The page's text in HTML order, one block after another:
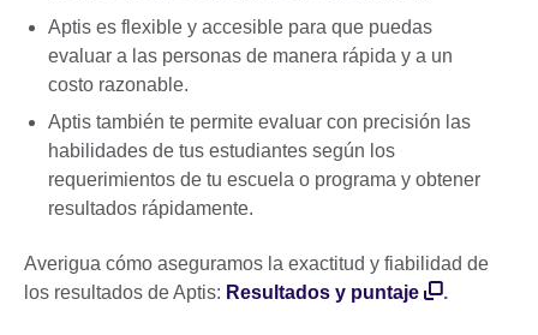
Aptis es flexible y accesible para que puedas
evaluar a las personas de manera rápida y a un
costo razonable.
Aptis también te permite evaluar con precisión las
habilidades de tus estudiantes según los
requerimientos de tu escuela o programa y obtener
resultados rápidamente.
Averigua cómo aseguramos la exactitud y fiabilidad de
los resultados de Aptis: Resultados y puntaje .